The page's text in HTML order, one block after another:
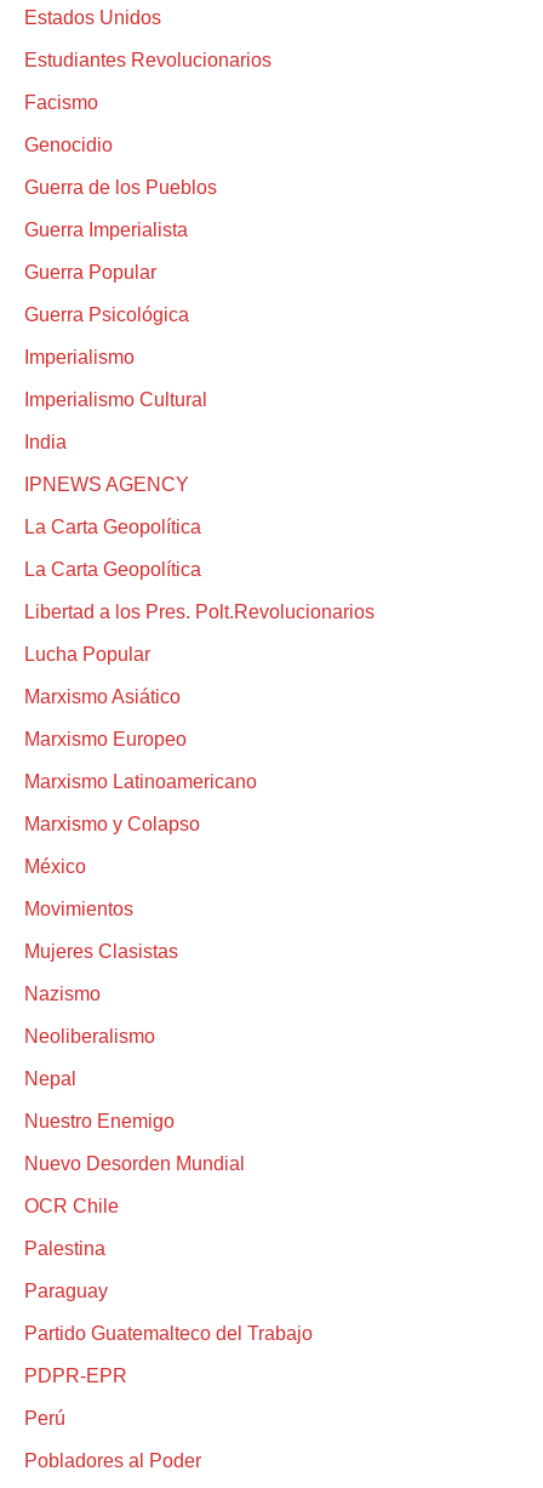
Estados Unidos
Estudiantes Revolucionarios
Facismo
Genocidio
Guerra de los Pueblos
Guerra Imperialista
Guerra Popular
Guerra Psicológica
Imperialismo
Imperialismo Cultural
India
IPNEWS AGENCY
La Carta Geopolítica
La Carta Geopolítica
Libertad a los Pres. Polt.Revolucionarios
Lucha Popular
Marxismo Asiático
Marxismo Europeo
Marxismo Latinoamericano
Marxismo y Colapso
México
Movimientos
Mujeres Clasistas
Nazismo
Neoliberalismo
Nepal
Nuestro Enemigo
Nuevo Desorden Mundial
OCR Chile
Palestina
Paraguay
Partido Guatemalteco del Trabajo
PDPR-EPR
Perú
Pobladores al Poder